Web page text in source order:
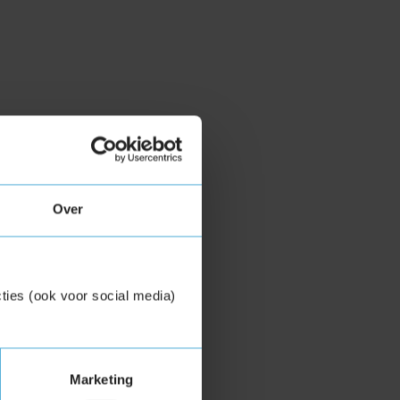
Over
(ook voor social media)
Marketing